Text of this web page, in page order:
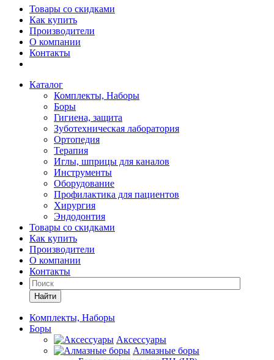
Товары со скидками
Как купить
Производители
О компании
Контакты
Каталог
Комплекты, Наборы
Боры
Гигиена, защита
Зуботехническая лаборатория
Ортопедия
Терапия
Иглы, шприцы для каналов
Инструменты
Оборудование
Профилактика для пациентов
Хирургия
Эндодонтия
Товары со скидками
Как купить
Производители
О компании
Контакты
Найти
Комплекты, Наборы
Боры
Аксессуары
Алмазные боры